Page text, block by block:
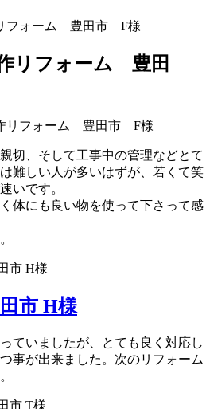
フォーム 豊田市 F様
リフォーム 豊田
切、そして工事中の管理などとて
難しい人が多いはずが、若くて笑
いです。
体にも良い物を使って下さって感
市 H様
ていましたが、とても良く対応し
事が出来ました。次のリフォーム